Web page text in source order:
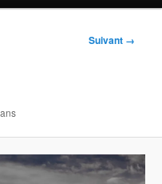
Suivant →